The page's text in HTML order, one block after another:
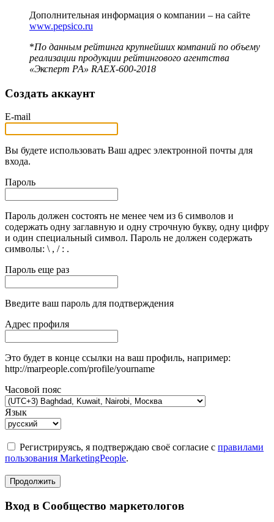
Дополнительная информация о компании – на сайте
www.pepsico.ru
*По данным рейтинга крупнейших компаний по объему
реализации продукции рейтингового агентства
«Эксперт РА» RAEX-600-2018
Создать аккаунт
E-mail
Вы будете использовать Ваш адрес электронной почты для
входа.
Пароль
Пароль должен состоять не менее чем из 6 символов и
содержать одну заглавную и одну строчную букву, одну цифру
и один специальный символ. Пароль не должен содержать
символы: \ , / : .
Пароль еще раз
Введите ваш пароль для подтверждения
Адрес профиля
Это будет в конце ссылки на ваш профиль, например:
http://marpeople.com/profile/yourname
Часовой пояс
Язык
Регистрируясь, я подтверждаю своё согласие с правилами
пользования MarketingPeople.
Продолжить
Вход в Сообщество маркетологов